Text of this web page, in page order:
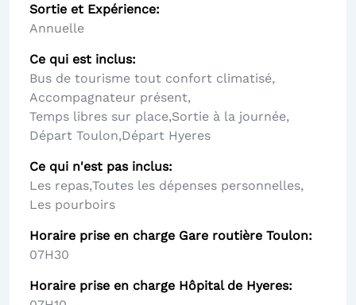
Sortie et Expérience
Annuelle
Ce qui est inclus
Bus de tourisme tout confort climatisé,
Accompagnateur présent,
Temps libres sur place,Sortie à la journée,
Départ Toulon,Départ Hyeres
Ce qui n'est pas inclus
Les repas,Toutes les dépenses personnelles,
Les pourboirs
Horaire prise en charge Gare routière Toulon
07H30
Horaire prise en charge Hôpital de Hyeres